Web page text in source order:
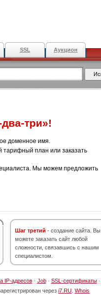
SSL Аукцион
два-три»!
доменное имя.
тарифный план или заказать
Мы можем предложить
Шаг третий - создание сайта. Вы
можете заказать сайт любой
сложности, связавшись с нашим
специалистом.
IP-адресов· Job· SSL-сертификаты·
через i7.RU Whois